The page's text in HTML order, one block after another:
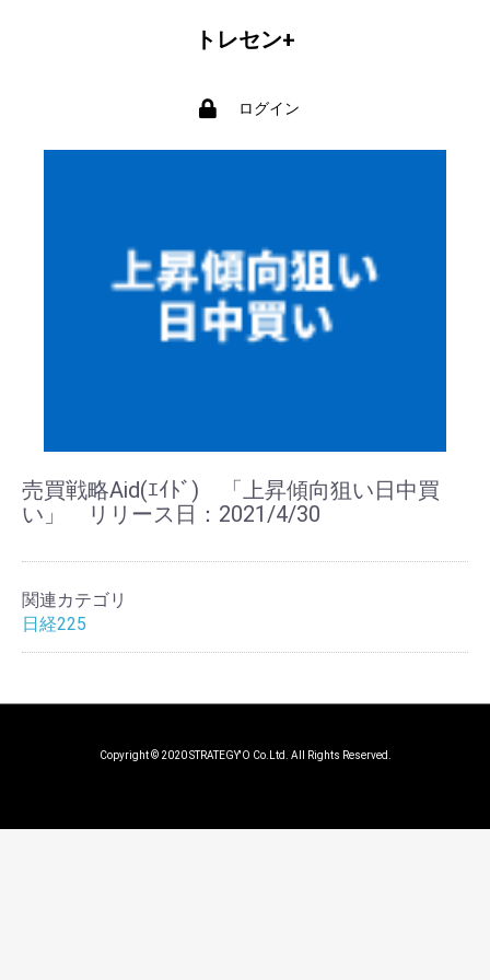
トレセン+
ログイン
売買戦略Aid(ｴｲﾄﾞ) 「上昇傾向狙い日中買
い」 リリース日：2021/4/30
関連カテゴリ
日経225
Copyright © 2020 STRATEGY'O Co.Ltd. All Rights Reserved.